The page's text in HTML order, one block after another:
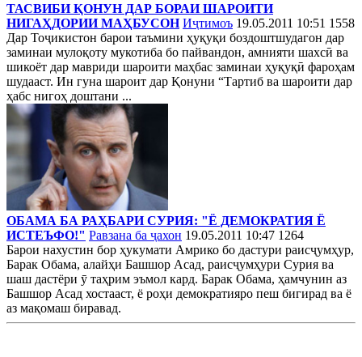
ТАСВИБИ ҚОНУН ДАР БОРАИ ШАРОИТИ
НИГАҲДОРИИ МАҲБУСОН Иҷтимоъ 19.05.2011 10:51 1558
Дар Тоҷикистон барои таъмини ҳуқуқи боздоштшудагон дар
заминаи мулоқоту мукотиба бо пайвандон, амнияти шахсӣ ва
шикоёт дар мавриди шароити маҳбас заминаи ҳуқуқӣ фароҳам
шудааст. Ин гуна шароит дар Қонуни “Тартиб ва шароити дар
ҳабс нигоҳ доштани ...
ОБАМА БА РАҲБАРИ СУРИЯ: "Ё ДЕМОКРАТИЯ Ё
ИСТЕЪФО!" Равзана ба ҷахон 19.05.2011 10:47 1264
Барои нахустин бор ҳукумати Амрико бо дастури раисҷумҳур,
Барак Обама, алайҳи Башшор Асад, раисҷумҳури Сурия ва
шаш дастёри ӯ таҳрим эъмол кард. Барак Обама, ҳамчунин аз
Башшор Асад хостааст, ё роҳи демократияро пеш бигирад ва ё
аз мақомаш биравад.